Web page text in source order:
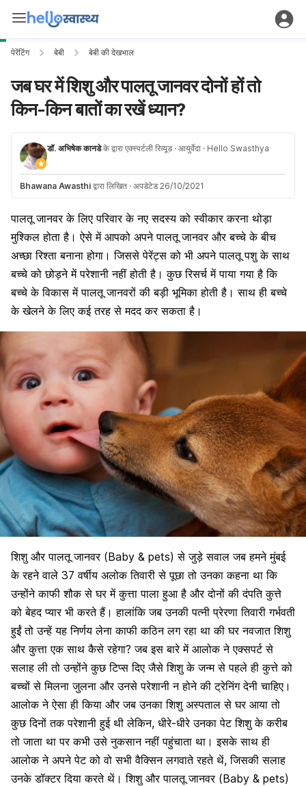
पेरेंटिंग बेबी बेबी की देखभाल
जब घर में शिशु और पालतू जानवर दोनों हों तो
किन-किन बातों का रखें ध्यान?
डॉ. अभिषेक कानडेके द्वारा एक्स्पर्टली रिव्यूड · आयुर्वेदा · Hello Swasthya
Bhawana Awasthi द्वारा लिखित · अपडेटेड 26/10/2021
पालतू जानवर के लिए परिवार के नए सदस्य को स्वीकार करना थोड़ा
मुश्किल होता है। ऐसे में आपको अपने पालतू जानवर और बच्चे के बीच
अच्छा रिश्ता बनाना होगा। जिससे पेरेंट्स को भी अपने पालतू पशु के साथ
बच्चे को छोड़ने में परेशानी नहीं होती है। कुछ रिसर्च में पाया गया है कि
बच्चे के विकास में पालतू जानवरों की बड़ी भूमिका होती है। साथ ही बच्चे
के खेलने के लिए कई तरह से मदद कर सकता है।
शिशु और पालतू जानवर (Baby & pets) से जुड़े सवाल जब हमने मुंबई
के रहने वाले 37 वर्षीय अलोक तिवारी से पूछा तो उनका कहना था कि
उन्होंने काफी शौक से घर में कुत्ता पाला हुआ है और दोनों की दंपति कुत्ते
को बेहद प्यार भी करते हैं। हालांकि जब उनकी पत्नी प्रेरणा तिवारी गर्भवती
हुईं तो उन्हें यह निर्णय लेना काफी कठिन लग रहा था की घर नवजात शिशु
और कुत्ता एक साथ कैसे रहेगा? जब इस बारे में आलोक ने एक्सपर्ट से
सलाह ली तो उन्होंने कुछ टिप्स दिए जैसे शिशु के जन्म से पहले ही कुत्ते को
बच्चों से मिलना जुलना और उनसे परेशानी न होने की ट्रेनिंग देनी चाहिए।
आलोक ने ऐसा ही किया और जब उनका शिशु अस्पताल से घर आया तो
कुछ दिनों तक परेशानी हुई थी लेकिन, धीरे-धीरे उनका पेट शिशु के करीब
तो जाता था पर कभी उसे नुकसान नहीं पहुंचाता था। इसके साथ ही
आलोक ने अपने पेट को वो सभी वैक्सिन लगवाते रहते थें, जिसकी सलाह
उनके डॉक्टर दिया करते थें। शिशु और पालतू जानवर (Baby & pets)